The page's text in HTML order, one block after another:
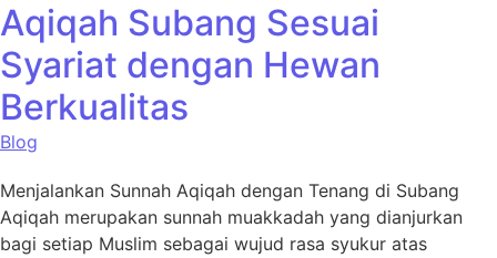
Aqiqah Subang Sesuai
Syariat dengan Hewan
Berkualitas
Blog
Menjalankan Sunnah Aqiqah dengan Tenang di Subang
Aqiqah merupakan sunnah muakkadah yang dianjurkan
bagi setiap Muslim sebagai wujud rasa syukur atas